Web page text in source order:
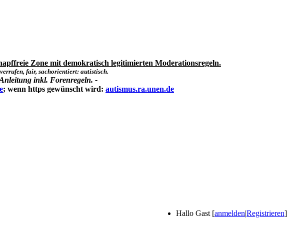
Zone mit demokratisch legitimierten Moderationsregeln.
fair, sachorientiert: autistisch.
inkl. Forenregeln. -
; wenn https gewünscht wird: autismus.ra.unen.de
Hallo Gast [anmelden|Registrieren]